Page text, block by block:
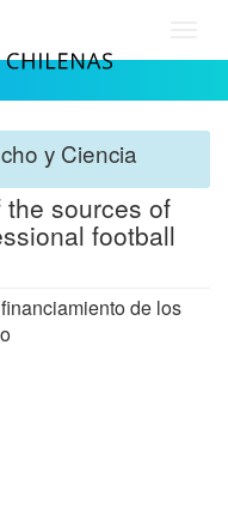
y Ciencia
sources of
football
de los